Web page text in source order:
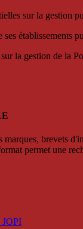
sur la gestion
établissements
la gestion de la
marques, brevets
permet une
JOPI